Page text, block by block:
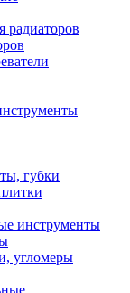
губки
инструменты
угломеры